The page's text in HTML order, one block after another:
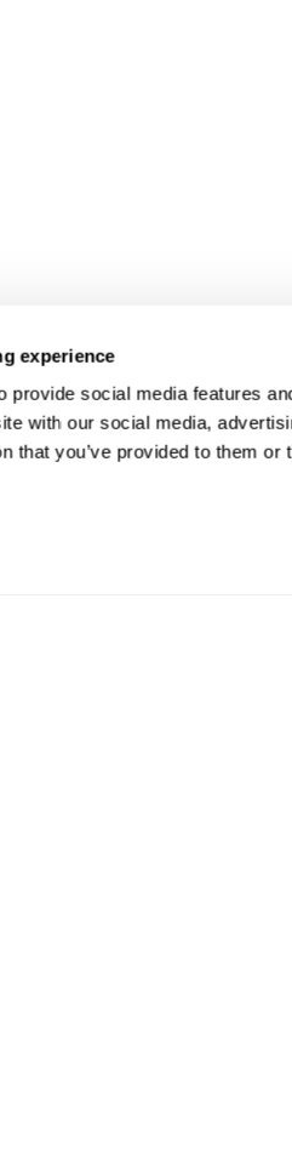
experience
social media features
with our social media,
you’ve provided to them or